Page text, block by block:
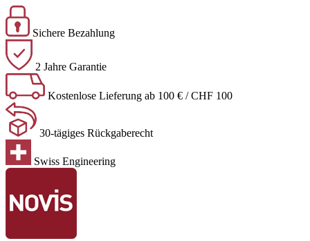
Sichere Bezahlung
2 Jahre Garantie
Kostenlose Lieferung ab 100 € / CHF 100
30-tägiges Rückgaberecht
Swiss Engineering